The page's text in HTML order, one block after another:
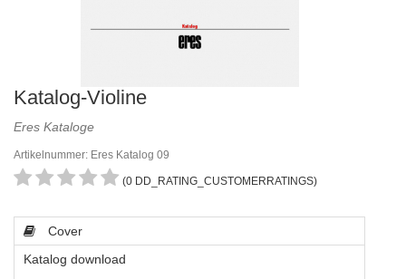
Katalog-Violine
Eres Kataloge
Artikelnummer: Eres Katalog 09
(0 DD_RATING_CUSTOMERRATINGS)
Cover
Katalog download